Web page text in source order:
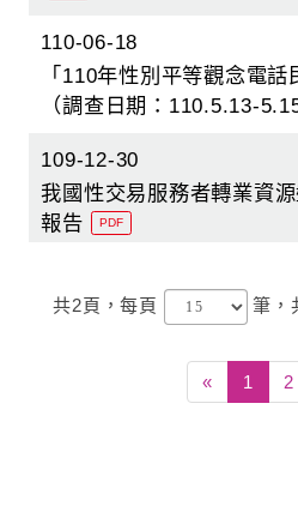
110-06-18
「110年性別平等觀念電
（調查日期：110.5.13-5.15
109-12-30
我國性交易服務者轉業資
報告
PDF
共2頁，每頁 筆，
« 1 2